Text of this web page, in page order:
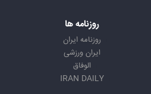
روزنامه ها
روزنامه ایران
ایران ورزشی
الوفاق
IRAN DAILY